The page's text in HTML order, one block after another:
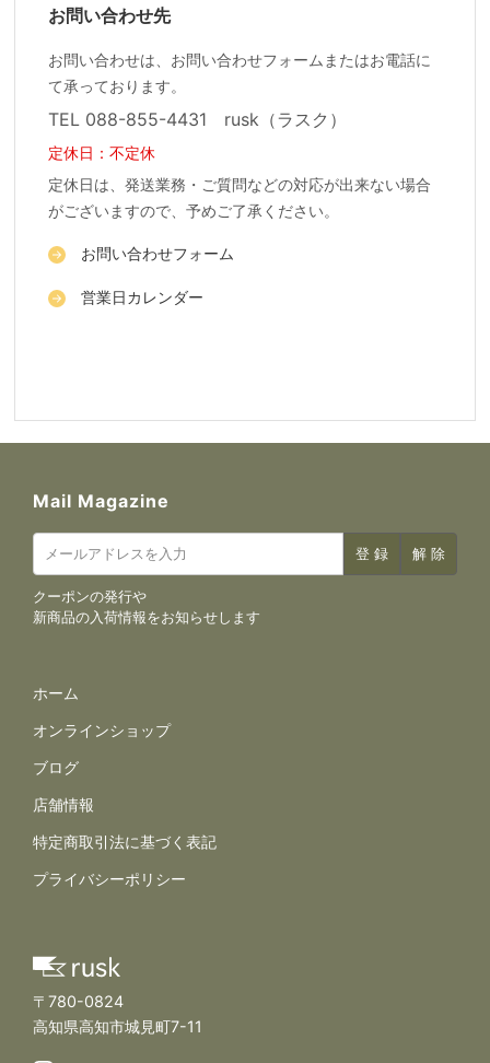
お問い合わせ先
お問い合わせは、お問い合わせフォームまたはお電話に
て承っております。
TEL 088-855-4431 rusk（ラスク）
定休日：不定休
定休日は、発送業務・ご質問などの対応が出来ない場合
がございますので、予めご了承ください。
お問い合わせフォーム
営業日カレンダー
Mail Magazine
クーポンの発行や
新商品の入荷情報をお知らせします
サイトナビゲーション
ホーム
オンラインショップ
ブログ
店舗情報
規約とポリシー
特定商取引法に基づく表記
プライバシーポリシー
〒780-0824
高知県高知市城見町7-11